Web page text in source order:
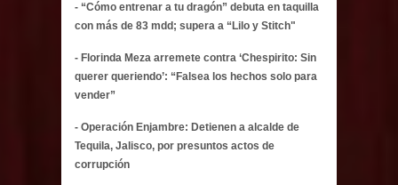
- “Cómo entrenar a tu dragón” debuta en taquilla
con más de 83 mdd; supera a “Lilo y Stitch"
- Florinda Meza arremete contra ‘Chespirito: Sin
querer queriendo’: “Falsea los hechos solo para
vender”
- Operación Enjambre: Detienen a alcalde de
Tequila, Jalisco, por presuntos actos de
corrupción